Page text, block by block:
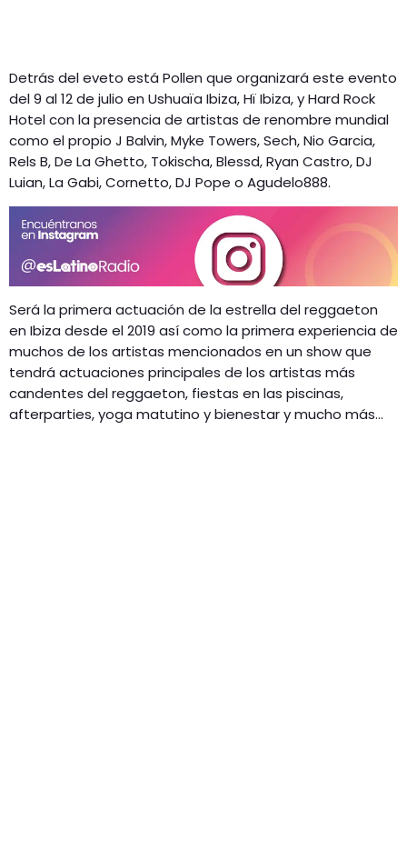
Detrás del eveto está Pollen que organizará este evento
del 9 al 12 de julio en Ushuaïa Ibiza, Hï Ibiza, y Hard Rock
Hotel con la presencia de artistas de renombre mundial
como el propio J Balvin, Myke Towers, Sech, Nio Garcia,
Rels B, De La Ghetto, Tokischa, Blessd, Ryan Castro, DJ
Luian, La Gabi, Cornetto, DJ Pope o Agudelo888.
Será la primera actuación de la estrella del reggaeton
en Ibiza desde el 2019 así como la primera experiencia de
muchos de los artistas mencionados en un show que
tendrá actuaciones principales de los artistas más
candentes del reggaeton, fiestas en las piscinas,
afterparties, yoga matutino y bienestar y mucho más…